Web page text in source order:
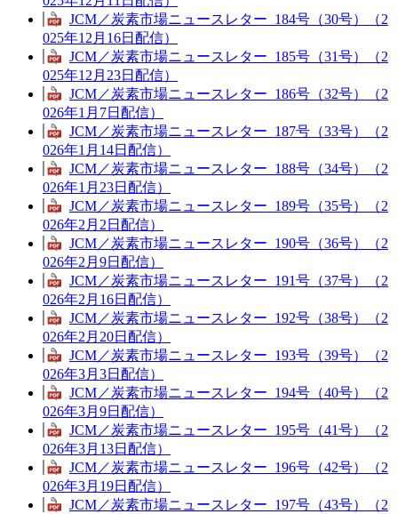
JCM／炭素市場ニュースレター_184号（30号）（2
025年12月16日配信）
JCM／炭素市場ニュースレター_185号（31号）（2
025年12月23日配信）
JCM／炭素市場ニュースレター_186号（32号）（2
026年1月7日配信）
JCM／炭素市場ニュースレター_187号（33号）（2
026年1月14日配信）
JCM／炭素市場ニュースレター_188号（34号）（2
026年1月23日配信）
JCM／炭素市場ニュースレター_189号（35号）（2
026年2月2日配信）
JCM／炭素市場ニュースレター_190号（36号）（2
026年2月9日配信）
JCM／炭素市場ニュースレター_191号（37号）（2
026年2月16日配信）
JCM／炭素市場ニュースレター_192号（38号）（2
026年2月20日配信）
JCM／炭素市場ニュースレター_193号（39号）（2
026年3月3日配信）
JCM／炭素市場ニュースレター_194号（40号）（2
026年3月9日配信）
JCM／炭素市場ニュースレター_195号（41号）（2
026年3月13日配信）
JCM／炭素市場ニュースレター_196号（42号）（2
026年3月19日配信）
JCM／炭素市場ニュースレター_197号（43号）（2